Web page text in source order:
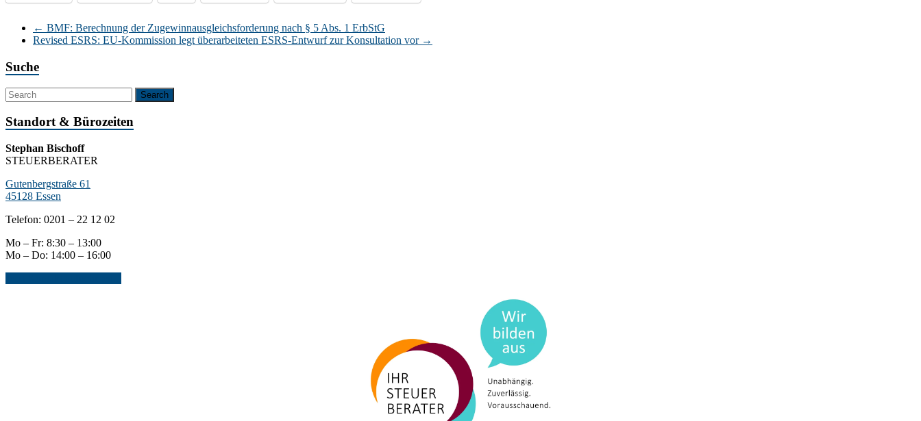
← BMF: Berechnung der Zugewinnausgleichsforderung nach § 5 Abs. 1 ErbStG
Revised ESRS: EU-Kommission legt überarbeiteten ESRS-Entwurf zur Konsultation vor →
Suche
Standort & Bürozeiten
Stephan Bischoff
STEUERBERATER
Gutenbergstraße 61
45128 Essen
Telefon: 0201 – 22 12 02
Mo – Fr: 8:30 – 13:00
Mo – Do: 14:00 – 16:00